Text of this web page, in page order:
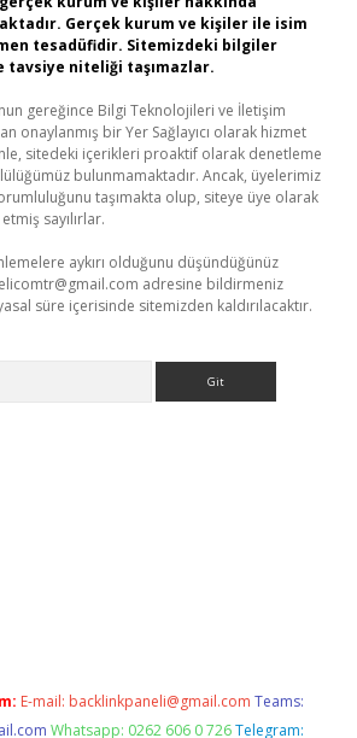
Gerçek kurum ve kişiler ile isim
tesadüfidir. Sitemizdeki bilgiler
tavsiye niteliği taşımazlar.
gereğince Bilgi Teknolojileri ve İletişim
onaylanmış bir Yer Sağlayıcı olarak hizmet
sitedeki içerikleri proaktif olarak denetleme
bulunmamaktadır. Ancak, üyelerimiz
taşımakta olup, siteye üye olarak
sayılırlar.
aykırı olduğunu düşündüğünüz
adresine bildirmeniz
süre içerisinde sitemizden kaldırılacaktır.
E-mail: backlinkpaneli@gmail.com Teams:
Whatsapp: 0262 606 0 726 Telegram: